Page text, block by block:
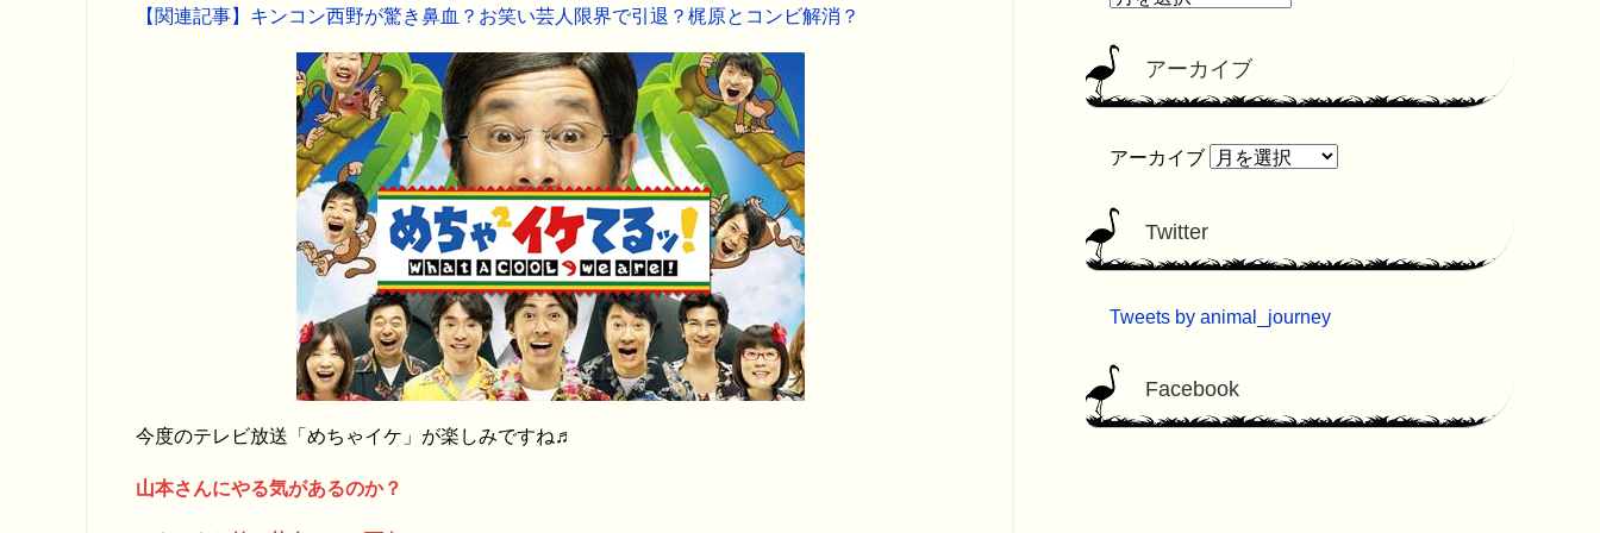
【関連記事】キンコン西野が驚き鼻血？お笑い芸人限界で引退？梶原とコンビ解消？
今度のテレビ放送「めちゃイケ」が楽しみですね♬
山本さんにやる気があるのか？
アーカイブ
アーカイブ
Twitter
Tweets by animal_journey
Facebook